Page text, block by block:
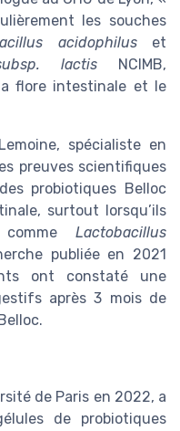
les souches
acidophiluset
lactisNCIMB,
flore intestinale et le
spécialiste en
preuves scientifiques
probiotiques Belloc
surtout lorsqu’ils
comme Lactobacillus
publiée en 2021
ont constaté une
après 3 mois de
de Paris en 2022, a
de probiotiques